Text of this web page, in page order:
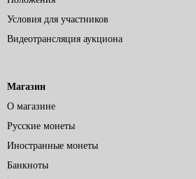
Условия для участников
Видеотрансляция аукциона
Магазин
О магазине
Русские монеты
Иностранные монеты
Банкноты